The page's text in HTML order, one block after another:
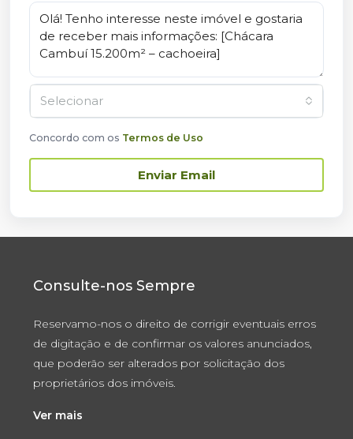
Selecionar
Concordo com os Termos de Uso
Enviar Email
Consulte-nos Sempre
Reservamo-nos o direito de corrigir eventuais erros
de digitação e de confirmar os valores anunciados,
que poderão ser alterados por solicitação dos
proprietários dos imóveis.
Ver mais